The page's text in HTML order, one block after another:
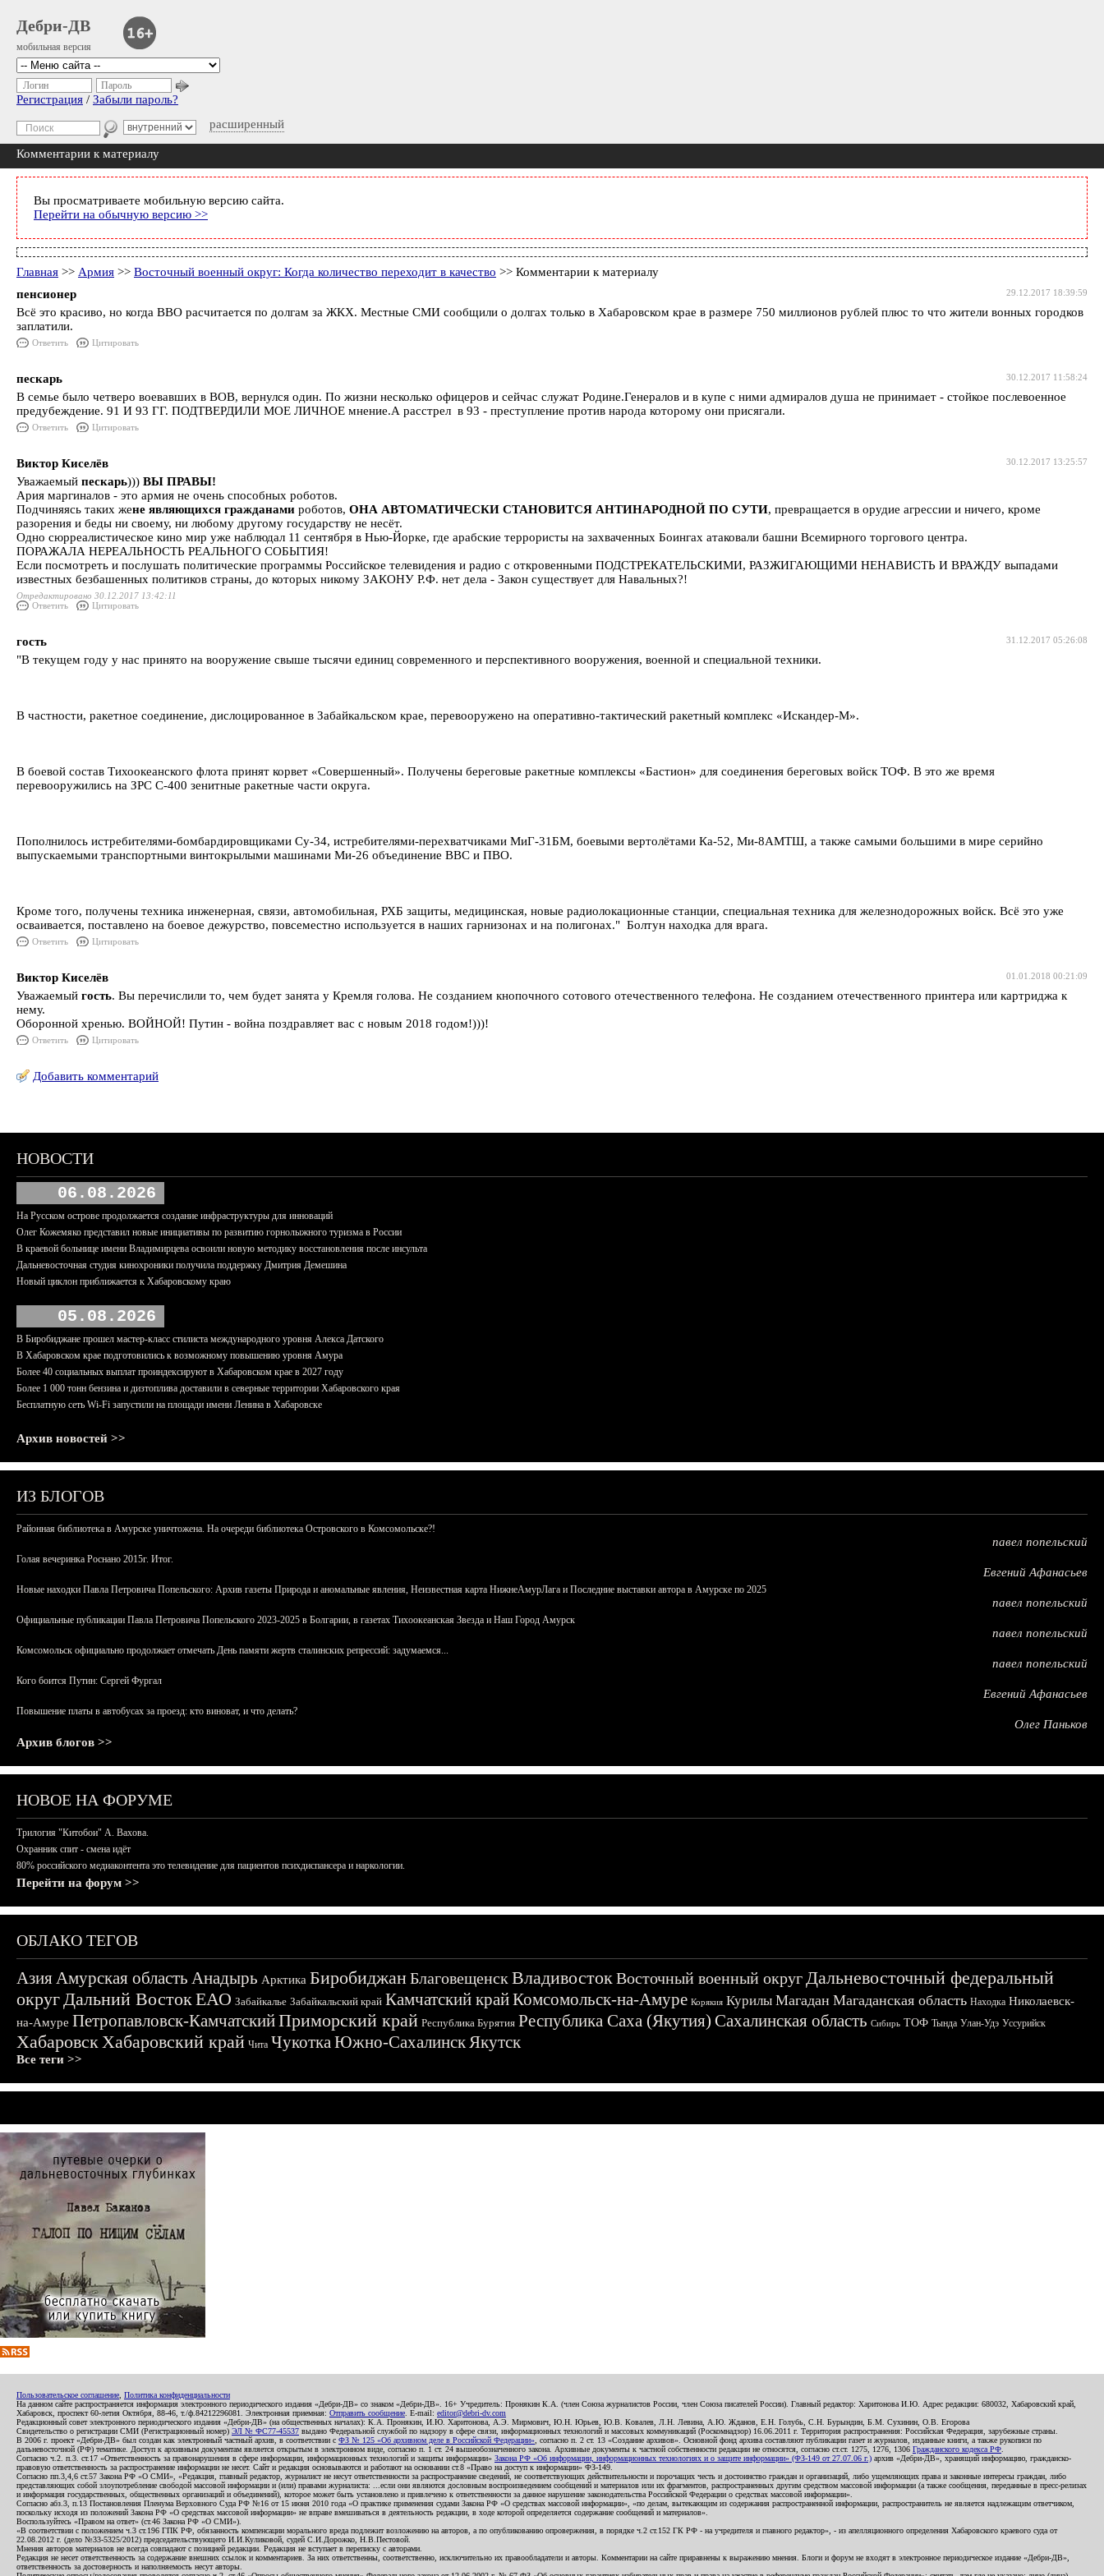
Дебри-ДВ
мобильная версия
расширенный
Логин Пароль
Регистрация / Забыли пароль?
Комментарии к материалу
Вы просматриваете мобильную версию сайта.
Перейти на обычную версию >>
Главная >> Армия >> Восточный военный округ: Когда количество переходит в качество >> Комментарии к материалу
29.12.2017 18:39:59
пенсионер
Всё это красиво, но когда ВВО расчитается по долгам за ЖКХ. Местные СМИ сообщили о долгах только в Хабаровском крае в размере 750 миллионов рублей плюс то что жители вонных городков
заплатили.
Ответить Цитировать
30.12.2017 11:58:24
пескарь
В семье было четверо воевавших в ВОВ, вернулся один. По жизни несколько офицеров и сейчас служат Родине.Генералов и в купе с ними адмиралов душа не принимает - стойкое послевоенное
предубеждение. 91 И 93 ГГ. ПОДТВЕРДИЛИ МОЕ ЛИЧНОЕ мнение.А расстрел в 93 - преступление против народа которому они присягали.
Ответить Цитировать
30.12.2017 13:25:57
Виктор Киселёв
Уважаемый пескарь))) ВЫ ПРАВЫ!
Ария маргиналов - это армия не очень способных роботов.
Подчиняясь таких жене являющихся гражданами роботов, ОНА АВТОМАТИЧЕСКИ СТАНОВИТСЯ АНТИНАРОДНОЙ ПО СУТИ, превращается в орудие агрессии и ничего, кроме
разорения и беды ни своему, ни любому другому государству не несёт.
Одно сюрреалистическое кино мир уже наблюдал 11 сентября в Нью-Йорке, где арабские террористы на захваченных Боингах атаковали башни Всемирного торгового центра.
ПОРАЖАЛА НЕРЕАЛЬНОСТЬ РЕАЛЬНОГО СОБЫТИЯ!
Если посмотреть и послушать политические программы Российское телевидения и радио с откровенными ПОДСТРЕКАТЕЛЬСКИМИ, РАЗЖИГАЮЩИМИ НЕНАВИСТЬ И ВРАЖДУ выпадами
известных безбашенных политиков страны, до которых никому ЗАКОНУ Р.Ф. нет дела - Закон существует для Навальных?!
Отредактировано 30.12.2017 13:42:11
Ответить
Цитировать
31.12.2017 05:26:08
гость
"В текущем году у нас принято на вооружение свыше тысячи единиц современного и перспективного вооружения, военной и специальной техники.
В частности, ракетное соединение, дислоцированное в Забайкальском крае, перевооружено на оперативно-тактический ракетный комплекс «Искандер-М».
В боевой состав Тихоокеанского флота принят корвет «Совершенный». Получены береговые ракетные комплексы «Бастион» для соединения береговых войск ТОФ. В это же время
перевооружились на ЗРС С-400 зенитные ракетные части округа.
Пополнилось истребителями-бомбардировщиками Су-34, истребителями-перехватчиками МиГ-31БМ, боевыми вертолётами Ка-52, Ми-8АМТШ, а также самыми большими в мире серийно
выпускаемыми транспортными винтокрылыми машинами Ми-26 объединение ВВС и ПВО.
Кроме того, получены техника инженерная, связи, автомобильная, РХБ защиты, медицинская, новые радиолокационные станции, специальная техника для железнодорожных войск. Всё это уже
осваивается, поставлено на боевое дежурство, повсеместно используется в наших гарнизонах и на полигонах." Болтун находка для врага.
Ответить Цитировать
01.01.2018 00:21:09
Виктор Киселёв
Уважаемый гость. Вы перечислили то, чем будет занята у Кремля голова. Не созданием кнопочного сотового отечественного телефона. Не созданием отечественного принтера или картриджа к
нему.
Оборонной хренью. ВОЙНОЙ! Путин - война поздравляет вас с новым 2018 годом!)))!
Ответить Цитировать
Добавить комментарий
НОВОСТИ
06.08.2026
На Русском острове продолжается создание инфраструктуры для инноваций
Олег Кожемяко представил новые инициативы по развитию горнолыжного туризма в России
В краевой больнице имени Владимирцева освоили новую методику восстановления после инсульта
Дальневосточная студия кинохроники получила поддержку Дмитрия Демешина
Новый циклон приближается к Хабаровскому краю
05.08.2026
В Биробиджане прошел мастер-класс стилиста международного уровня Алекса Датского
В Хабаровском крае подготовились к возможному повышению уровня Амура
Более 40 социальных выплат проиндексируют в Хабаровском крае в 2027 году
Более 1 000 тонн бензина и дизтоплива доставили в северные территории Хабаровского края
Бесплатную сеть Wi-Fi запустили на площади имени Ленина в Хабаровске
Архив новостей >>
ИЗ БЛОГОВ
Районная библиотека в Амурске уничтожена. На очереди библиотека Островского в Комсомольске?!
павел попельский
Голая вечеринка Роснано 2015г. Итог.
Евгений Афанасьев
Новые находки Павла Петровича Попельского: Архив газеты Природа и аномальные явления, Неизвестная карта НижнеАмурЛага и Последние выставки автора в Амурске по 2025
павел попельский
Официальные публикации Павла Петровича Попельского 2023-2025 в Болгарии, в газетах Тихоокеанская Звезда и Наш Город Амурск
павел попельский
Комсомольск официально продолжает отмечать День памяти жертв сталинских репрессий: задумаемся...
павел попельский
Кого боится Путин: Сергей Фургал
Евгений Афанасьев
Повышение платы в автобусах за проезд: кто виноват, и что делать?
Олег Паньков
Архив блогов >>
НОВОЕ НА ФОРУМЕ
Трилогия "Китобои" А. Вахова.
Охранник спит - смена идёт
80% российского медиаконтента это телевидение для пациентов психдиспансера и наркологии.
Перейти на форум >>
ОБЛАКО ТЕГОВ
АзияАмурская область Анадырь Арктика БиробиджанБлаговещенскВладивостокВосточный военный округДальневосточный федеральный
округДальний ВостокЕАО Забайкалье Забайкальский край Камчатский крайКомсомольск-на-Амуре Корякия Курилы Магадан Магаданская область Находка Николаевск-
на-Амуре Петропавловск-КамчатскийПриморский край Республика Бурятия Республика Саха (Якутия) Сахалинская область Сибирь ТОФ Тында Улан-Удэ Уссурийск
ХабаровскХабаровский край Чита ЧукоткаЮжно-СахалинскЯкутск
Все теги >>
Пользовательское соглашение Политика конфиденциальности
На данном сайте распространяется информация электронного периодического издания «Дебри-ДВ» со знаком «Дебри-ДВ». 16+ Учредитель: Пронякин К.А. (член Союза журналистов России, член Союза писателей России). Главный редактор: Харитонова И.Ю. Адрес редакции: 680032, Хабаровский край,
Хабаровск, проспект 60-летия Октября, 88-46, т./ф.84212296081. Электронная приемная: Отправить сообщение . E-mail: editor@debri-dv.com
Редакционный совет электронного периодического издания «Дебри-ДВ» (на общественных началах): К.А. Пронякин, И.Ю. Харитонова, А.Э. Мирмович, Ю.Н. Юрьев, Ю.В. Ковалев, Л.Н. Левина, А.Ю. Жданов, Е.Н. Голубь, С.Н. Бурындин, Б.М. Сухинин, О.В. Егорова
Свидетельство о регистрации СМИ (Регистрационный номер) ЭЛ № ФС77-45537 выдано Федеральной службой по надзору в сфере связи, информационных технологий и массовых коммуникаций (Роскомнадзор) 16.06.2011 г. Территория распространения: Российская Федерация, зарубежные страны.
В 2006 г. проект «Дебри-ДВ» был создан как электронный частный архив, в соответствии с ФЗ № 125 «Об архивном деле в Российской Федерации» , согласно п. 2 ст. 13 «Создание архивов». Основной фонд архива составляют публикации газет и журналов, изданные книги, а также рукописи по
дальневосточной (РФ) тематике. Доступ к архивным документам является открытым в электронном виде, согласно п. 1 ст. 24 вышеобозначенного закона. Архивные документы к частной собственности редакции не относятся, согласно ст.ст. 1275, 1276, 1306 Гражданского кодекса РФ
Согласно ч.2. п.3. ст.17 «Ответственность за правонарушения в сфере информации, информационных технологий и защиты информации» Закона РФ «Об информации, информационных технологиях и о защите информации» (ФЗ-149 от 27.07.06 г.) архив «Дебри-ДВ», хранящий информацию, гражданско-
правовую ответственность за распространение информации не несет. Сайт и редакция основываются и работают на основании ст.8 «Право на доступ к информации» ФЗ-149.
Согласно пп.3,4,6 ст.57 Закона РФ «О СМИ», «Редакция, главный редактор, журналист не несут ответственности за распространение сведений, не соответствующих действительности и порочащих честь и достоинство граждан и организаций, либо ущемляющих права и законные интересы граждан, либо
представляющих собой злоупотребление свободой массовой информации и (или) правами журналиста: ...если они являются дословным воспроизведением сообщений и материалов или их фрагментов, распространенных другим средством массовой информации (а также сообщения, переданные в пресс-релизах
и информация государственных, общественных организаций и объединений), которое может быть установлено и привлечено к ответственности за данное нарушение законодательства Российской Федерации о средствах массовой информации».
Согласно абз.3, п.13 Постановления Пленума Верховного Суда РФ №16 от 15 июня 2010 года «О практике применения судами Закона РФ «О средствах массовой информации», «по делам, вытекающим из содержания распространенной информации, распространитель не является надлежащим ответчиком,
поскольку исходя из положений Закона РФ «О средствах массовой информации» не вправе вмешиваться в деятельность редакции, в ходе которой определяется содержание сообщений и материалов».
Воспользуйтесь «Правом на ответ» (ст.46 Закона РФ «О СМИ»).
«В соответствии с положением ч.3 ст.196 ГПК РФ, обязанность компенсации морального вреда подлежит возложению на авторов, а по опубликованию опровержения, в порядке ч.2 ст.152 ГК РФ - на учредителя и главного редактор», - из апелляционного определения Хабаровского краевого суда от
22.08.2012 г. (дело №33-5325/2012) председательствующего И.И.Куликовой, судей С.И.Дорожко, Н.В.Пестовой.
Мнения авторов материалов не всегда совпадают с позицией редакции. Редакция не вступает в переписку с авторами.
Редакция не несет ответственность за содержание внешних ссылок и комментариев. За них ответственны, соответственно, исключительно их правообладатели и авторы. Комментарии на сайте приравнены к выражению мнения. Блоги и форум не входят в электронное периодическое издание «Дебри-ДВ»,
ответственность за достоверность и наполняемость несут авторы.